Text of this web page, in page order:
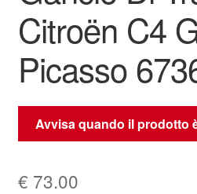
Citroën C4
Picasso
Avvisa quando il prodotto
€ 73.00